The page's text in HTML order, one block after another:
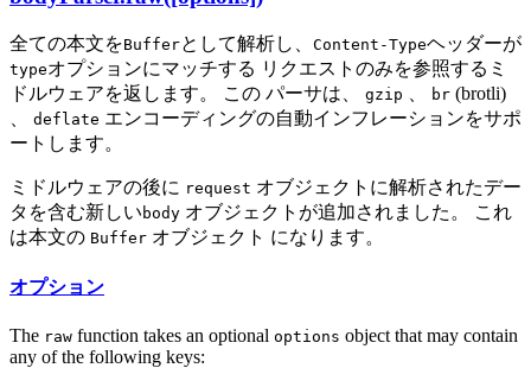
全ての本文をBufferとして解析し、 Content-Typeヘッダーが
typeオプションにマッチする リクエストのみを参照するミ
ドルウェアを返します。 この パーサは、 gzip br (brotli)
deflate エンコーディングの自動インフレーションをサポ
ートします。
ミドルウェアの後に request オブジェクトに解析されたデー
タを含む新しい body オブジェクトが追加されました。 これ
は本文の Buffer オブジェクト になります。
オプション
The raw function takes an optional options object that may contain
any of the following keys: